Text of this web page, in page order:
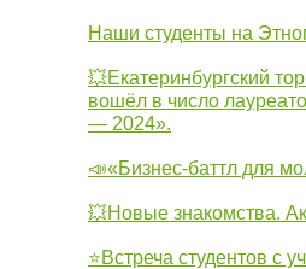
Наши студенты на
💥Екатеринбургский
вошёл в число
— 2024».
📣«Бизнес-баттл для
💥Новые знакомства.
⭐Встреча студентов с